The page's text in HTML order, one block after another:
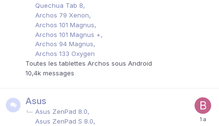
Quechua Tab 8
Archos 79 Xenon
Archos 101 Magnus
Archos 101 Magnus +
Archos 94 Magnus
Archos 133 Oxygen
Toutes les tablettes Archos sous Android
10,4k messages
Asus
Asus ZenPad 8.0
Asus ZenPad S 8.0